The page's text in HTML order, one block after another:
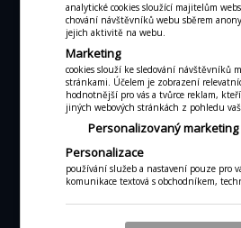
jen 1 050
při obratu kartou nad
MÁM ZÁJEM
analytické cookies sloužící majitelům
chování návštěvníků webu sběrem
jejich aktivitě na webu.
Marketing
cookies slouží ke sledování návštěvníků
stránkami. Účelem je zobrazení
hodnotnější pro vás a tvůrce reklam,
jiných webových stránkách z pohledu
Personalizovaný marketing
Personalizace
používání služeb a nastavení pouze pro
komunikace textová s obchodníkem,